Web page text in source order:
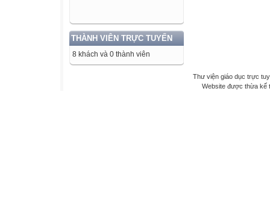
THÀNH VIÊN TRỰC TUYẾN
8 khách và 0 thành viên
Thư viện giáo dục trực
Website được thừa kế